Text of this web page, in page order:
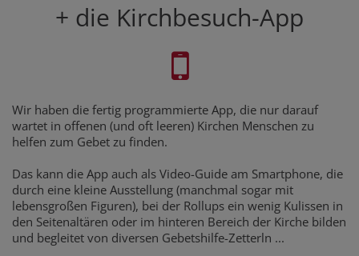
+ die Kirchbesuch-App
Wir haben die fertig programmierte App, die nur darauf
wartet in offenen (und oft leeren) Kirchen Menschen zu
helfen zum Gebet zu finden.
Das kann die App auch als Video-Guide am Smartphone, die
durch eine kleine Ausstellung (manchmal sogar mit
lebensgroßen Figuren), bei der Rollups ein wenig Kulissen in
den Seitenaltären oder im hinteren Bereich der Kirche bilden
und begleitet von diversen Gebetshilfe-Zetterln ...